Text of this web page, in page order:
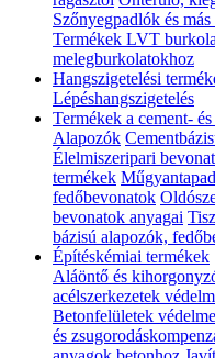
Szőnyegpadlók és
Termékek LVT
melegburkolatokhoz
Hangszigetelési
Lépéshangszigetelés
Termékek a cement-
Alapozók
Élelmiszeripari
termékek
fedőbevonatok
bevonatok anyagai
bázisú alapozók,
Építéskémiai termékek
Aláöntő és
acélszerkezetek
Betonfelületek
és